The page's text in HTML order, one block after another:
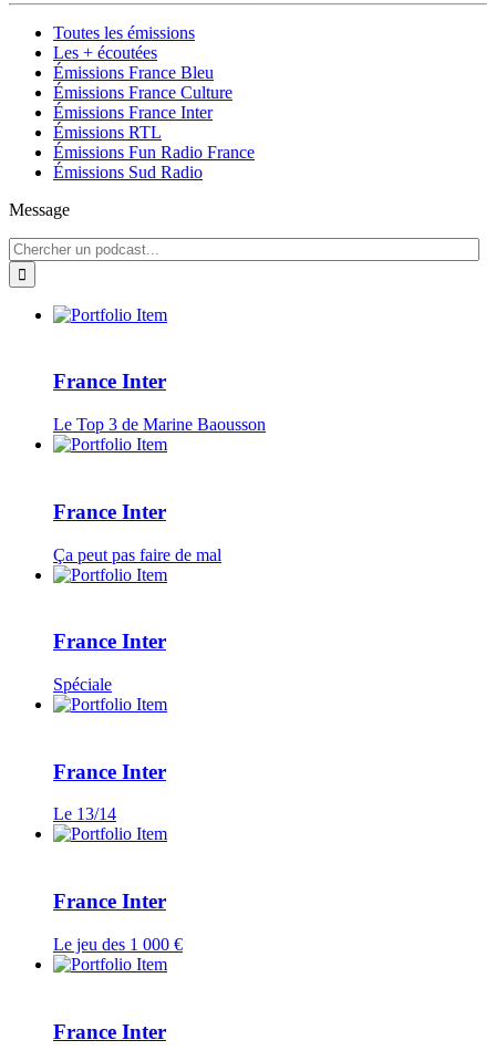
Toutes les émissions
Les + écoutées
Émissions France Bleu
Émissions France Culture
Émissions France Inter
Émissions RTL
Émissions Fun Radio France
Émissions Sud Radio
Message
France Inter
Le Top 3 de Marine Baousson
France Inter
Ça peut pas faire de mal
France Inter
Spéciale
France Inter
Le 13/14
France Inter
Le jeu des 1 000 €
France Inter